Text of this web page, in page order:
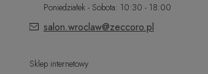
Poniedziałek - Sobota: 10:30 - 18:00
salon.wroclaw@zeccoro.pl
Sklep internetowy